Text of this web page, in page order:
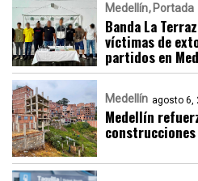
Medellín Portada
Banda La
víctimas de
partidos en
Medellín agosto 6,
Medellín